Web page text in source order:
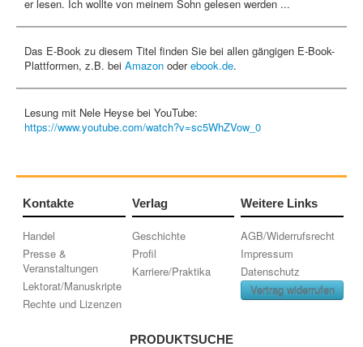
er lesen. Ich wollte von meinem Sohn gelesen werden ...
Das E-Book zu diesem Titel finden Sie bei allen gängigen E-Book-
Plattformen, z.B. bei Amazon oderebook.de.
Lesung mit Nele Heyse bei YouTube:
https://www.youtube.com/watch?v=sc5WhZVow_0
Kontakte
Handel
Presse &
Veranstaltungen
Lektorat/Manuskripte
Rechte und Lizenzen
Verlag
Geschichte
Profil
Karriere/Praktika
Weitere Links
AGB/Widerrufsrecht
Impressum
Datenschutz
Vertrag widerrufen
PRODUKTSUCHE